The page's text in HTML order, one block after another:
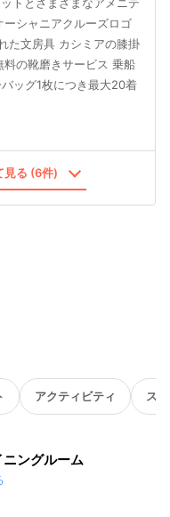
ーシャニアクルーズロゴ
た文房具 カシミアの膝掛
の靴磨きサービス 乗船
ッグ1枚につき最大20着
見る (6件)
アクティビティ ス
ングルーム